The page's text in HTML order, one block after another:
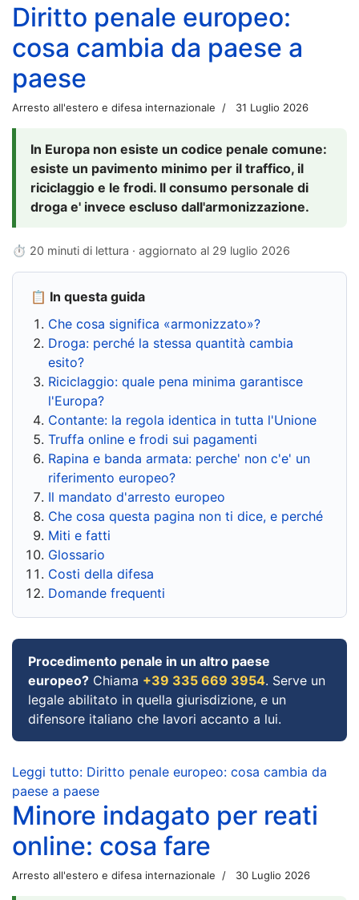
Diritto penale europeo:
cosa cambia da paese a
paese
Arresto all'estero e difesa internazionale 31 Luglio 2026
In Europa non esiste un codice penale comune:
esiste un pavimento minimo per il traffico, il
riciclaggio e le frodi. Il consumo personale di
droga e' invece escluso dall'armonizzazione.
⏱ 20 minuti di lettura · aggiornato al 29 luglio 2026
📋 In questa guida
Che cosa significa «armonizzato»?
Droga: perché la stessa quantità cambia
esito?
Riciclaggio: quale pena minima garantisce
l'Europa?
Contante: la regola identica in tutta l'Unione
Truffa online e frodi sui pagamenti
Rapina e banda armata: perche' non c'e' un
riferimento europeo?
Il mandato d'arresto europeo
Che cosa questa pagina non ti dice, e perché
Miti e fatti
Glossario
Costi della difesa
Domande frequenti
Procedimento penale in un altro paese
europeo? Chiama +39 335 669 3954. Serve un
legale abilitato in quella giurisdizione, e un
difensore italiano che lavori accanto a lui.
Leggi tutto: Diritto penale europeo: cosa cambia da
paese a paese
Minore indagato per reati
online: cosa fare
Arresto all'estero e difesa internazionale 30 Luglio 2026